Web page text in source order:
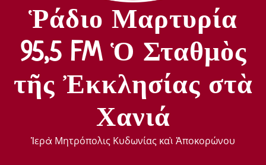
Ῥάδιο Μαρτυρία
95,5 FM Ὁ Σταθμὸς
τῆς Ἐκκλησίας στὰ
Χανιά
Ἱερὰ Μητρόπολις Κυδωνίας καὶ Ἀποκορώνου